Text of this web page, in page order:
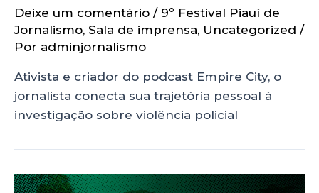
Deixe um comentário / 9º Festival Piauí de
Jornalismo, Sala de imprensa, Uncategorized /
Por adminjornalismo
Ativista e criador do podcast Empire City, o
jornalista conecta sua trajetória pessoal à
investigação sobre violência policial